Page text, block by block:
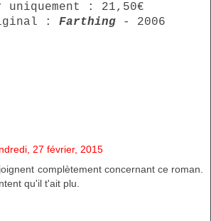
uniquement : 21,50€
: Farthing - 2006
27 février, 2015
complètement concernant ce roman.
qu'il t'ait plu.